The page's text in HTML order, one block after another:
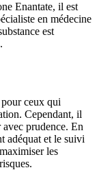
Enantate, il est
en médecine
est
ceux qui
Cependant, il
avec prudence. En
adéquat et le suivi
les